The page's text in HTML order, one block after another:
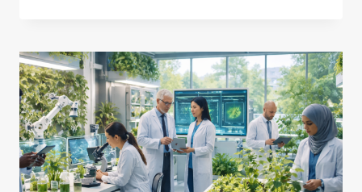
DATOS:
PRIVACIDAD
Y
CUMPLIMENTO
CON
TRAZABILIDAD